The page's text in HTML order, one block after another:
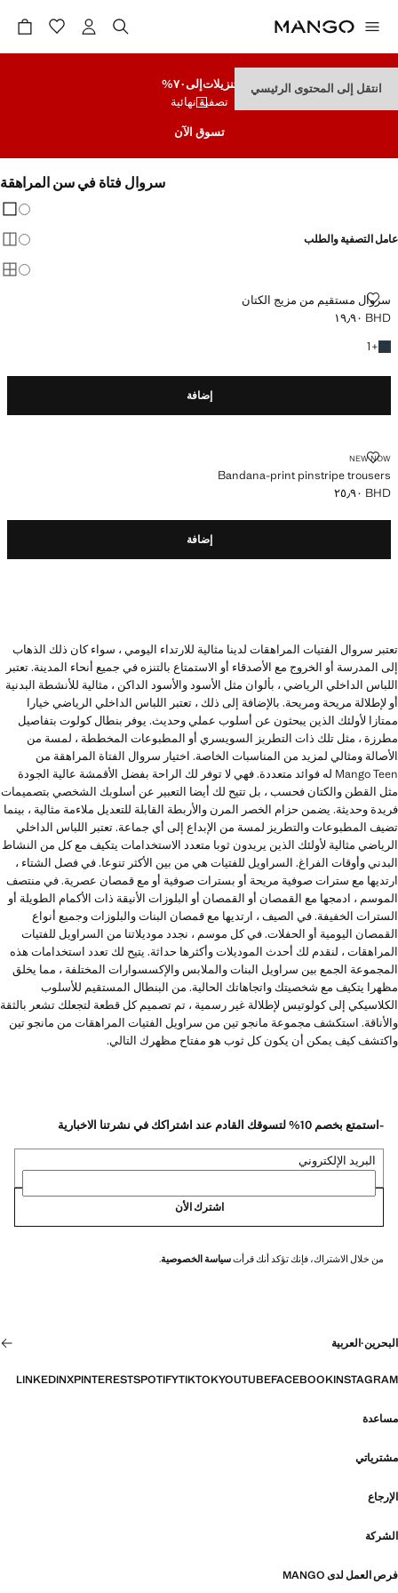
انتقل إلى المحتوى الرئيسي تنزيلاتإلى٧٠%
تصفية نهائية
تسوق الآن
سروال فتاة في سن المراهقة
عامل التصفية والطلب
سروال مستقيم من مزيج الكتان
سروال مستقيم من مزيج الكتان
السعر الحالي [BHD ١٩٫٩٠ ]
BHD ١٩٫٩٠
+
1
+ لون آخر
إضافة
NEW NOW
Bandana-print pinstripe trousers
BANDANA-PRINT PINSTRIPE TROUSERS
السعر الحالي [BHD ٢٥٫٩٠ ]
BHD ٢٥٫٩٠
إضافة
تعتبر سروال الفتيات المراهقات لدينا مثالية للارتداء اليومي ، سواء كان ذلك الذهاب
إلى المدرسة أو الخروج مع الأصدقاء أو الاستمتاع بالتنزه في جميع أنحاء المدينة. تعتبر
اللباس الداخلي الرياضي ، بألوان مثل الأسود والأسود الداكن ، مثالية للأنشطة البدنية
أو لإطلالة مريحة ومريحة. بالإضافة إلى ذلك ، تعتبر اللباس الداخلي الرياضي خيارا
ممتازا لأولئك الذين يبحثون عن أسلوب عملي وحديث. يوفر بنطال كولوت بتفاصيل
مطرزة ، مثل تلك ذات التطريز السويسري أو المطبوعات المخططة ، لمسة من
الأصالة ومثالي لمزيد من المناسبات الخاصة. اختيار سروال الفتاة المراهقة من
Mango Teen له فوائد متعددة. فهي لا توفر لك الراحة بفضل الأقمشة عالية الجودة
مثل القطن والكتان فحسب ، بل تتيح لك أيضا التعبير عن أسلوبك الشخصي بتصميمات
فريدة وحديثة. يضمن حزام الخصر المرن والأربطة القابلة للتعديل ملاءمة مثالية ، بينما
تضيف المطبوعات والتطريز لمسة من الإبداع إلى أي جماعة. تعتبر اللباس الداخلي
الرياضي مثالية لأولئك الذين يريدون ثوبا متعدد الاستخدامات يتكيف مع كل من النشاط
البدني وأوقات الفراغ. السراويل للفتيات هي من بين الأكثر تنوعا. في فصل الشتاء ،
ارتديها مع سترات صوفية مريحة أو بسترات صوفية أو مع قمصان عصرية. في منتصف
الموسم ، ادمجها مع القمصان أو القمصان أو البلوزات الأنيقة ذات الأكمام الطويلة أو
السترات الخفيفة. في الصيف ، ارتديها مع قمصان البنات والبلوزات وجميع أنواع
القمصان اليومية أو الحفلات. في كل موسم ، نجدد موديلاتنا من السراويل للفتيات
المراهقات ، لنقدم لك أحدث الموديلات وأكثرها حداثة. يتيح لك تعدد استخدامات هذه
المجموعة الجمع بين سراويل البنات والملابس والإكسسوارات المختلفة ، مما يخلق
مظهرا يتكيف مع شخصيتك واتجاهاتك الحالية. من البنطال المستقيم للأسلوب
الكلاسيكي إلى كولوتيس لإطلالة غير رسمية ، تم تصميم كل قطعة لتجعلك تشعر بالثقة
والأناقة. استكشف مجموعة مانجو تين من سراويل الفتيات المراهقات من مانجو تين
واكتشف كيف يمكن أن يكون كل ثوب هو مفتاح مظهرك التالي.
-استمتع بخصم 10% لتسوقك القادم عند اشتراكك في نشرتنا الاخبارية
البريد الإلكتروني
اشترك الأن
من خلال الاشتراك، فإنك تؤكد أنك قرأتسياسة الخصوصية.
البحرين·العربية
INSTAGRAM
FACEBOOK
YOUTUBE
TIKTOK
SPOTIFY
PINTEREST
X
LINKEDIN
مساعدة
مشترياتي
الإرجاع
الشركة
فرص العمل لدى MANGO